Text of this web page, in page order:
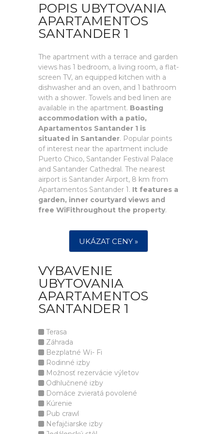
POPIS UBYTOVANIA
APARTAMENTOS
SANTANDER 1
The apartment with a terrace and garden
views has 1 bedroom, a living room, a flat-
screen TV, an equipped kitchen with a
dishwasher and an oven, and 1 bathroom
with a shower. Towels and bed linen are
available in the apartment. Boasting
accommodation with a patio,
Apartamentos Santander 1 is
situated in Santander. Popular points
of interest near the apartment include
Puerto Chico, Santander Festival Palace
and Santander Cathedral. The nearest
airport is Santander Airport, 8 km from
Apartamentos Santander 1. It features a
garden, inner courtyard views and
free WiFithroughout the property.
UKÁZAT CENY »
VYBAVENIE
UBYTOVANIA
APARTAMENTOS
SANTANDER 1
Terasa
Záhrada
Bezplatné Wi- Fi
Rodinné izby
Možnosť rezervácie výletov
Odhlučnené izby
Domáce zvieratá povolené
Kúrenie
Pub crawl
Nefajčiarske izby